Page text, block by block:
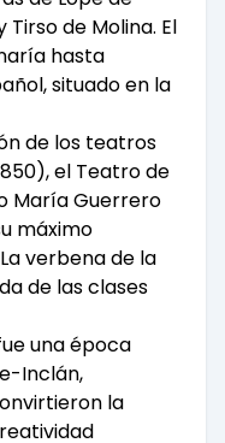
de Molina. El
hasta
situado en la
de los teatros
el Teatro de
María Guerrero
máximo
verbena de la
de las clases
una época
Inclán,
la